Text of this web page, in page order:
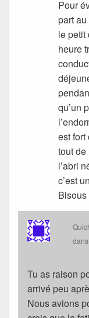
Pour
part
le petit
heure
qu’un
est fort
tout de
l’abri
c’est
Bisous
Tu as raison
arrivé peu
Nous avions